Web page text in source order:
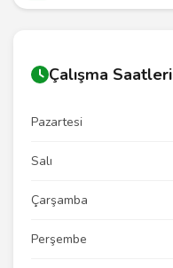
Çalışma Saatleri
Pazartesi
Salı
Çarşamba
Perşembe